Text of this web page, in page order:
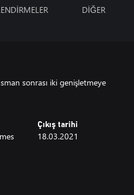
DİĞER
sonrası iki genişletmeye
Çıkış tarihi
18.03.2021